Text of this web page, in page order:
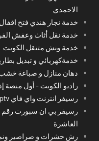
الاحمدي
خدمة نجار هندي فتح
خدمة نقل أثاث وعفش
خدمة ونش متنقل الكويت
خدمةكهربائي و تبديل
دهان منازل و صباغة خشب
راديو الكويت - أول منصة
رسيفر انترنت واي فاي iptv خدمة فني ستلايت المنقف
رسيفر بي ان سبورت رقم
العاشرة
رش حشرات و صراصير